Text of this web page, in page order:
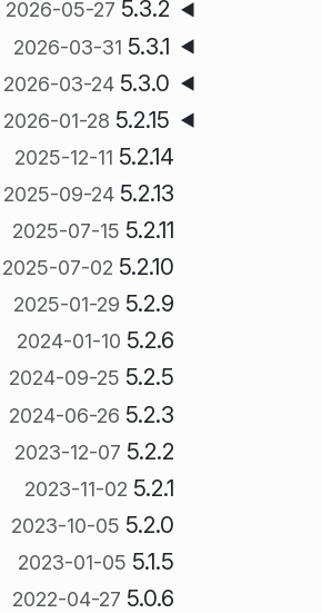
5.3.2
2026-05-27
5.3.1
2026-03-31
5.3.0
2026-03-24
5.2.15
2026-01-28
5.2.14
2025-12-11
5.2.13
2025-09-24
5.2.11
2025-07-15
5.2.10
2025-07-02
5.2.9
2025-01-29
5.2.6
2024-01-10
5.2.5
2024-09-25
5.2.3
2024-06-26
5.2.2
2023-12-07
5.2.1
2023-11-02
5.2.0
2023-10-05
5.1.5
2023-01-05
5.0.6
2022-04-27